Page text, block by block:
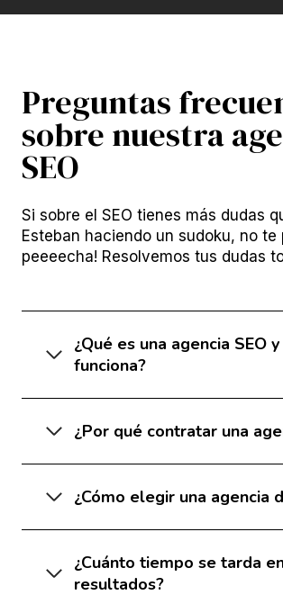
Preguntas
sobre nuestra
SEO
Si sobre el SEO tienes más dudas
Esteban haciendo un sudoku, no te
peeeecha! Resolvemos tus dudas
¿Qué es una agencia SEO
funciona?
¿Por qué contratar una
¿Cómo elegir una agencia
¿Cuánto tiempo se tarda
resultados?